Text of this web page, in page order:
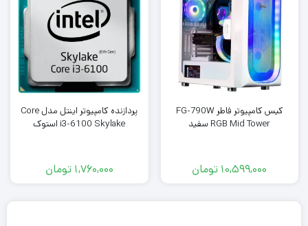
کیس کامپیوتر فاطر FG-790W
RGB Mid Tower سفید
10,599,000 تومان
پردازنده کامپیوتر اینتل مدل Core
i3-6100 Skylake استوک
1,760,000 تومان